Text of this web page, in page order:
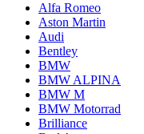
Alfa Romeo
Aston Martin
Audi
Bentley
BMW
BMW ALPINA
BMW M
BMW Motorrad
Brilliance